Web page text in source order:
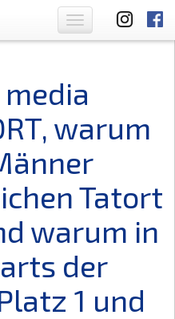
Toggle
navigation
media
warum
Tatort
warum in
der
1 und